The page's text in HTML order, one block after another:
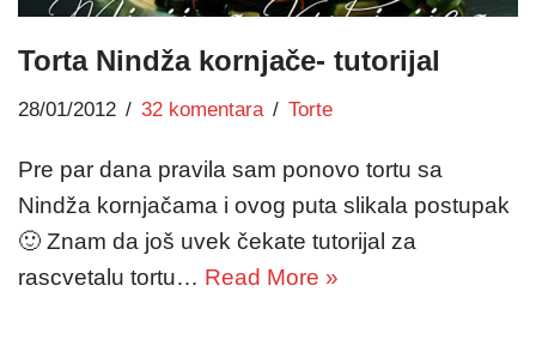
Torta Nindža kornjače- tutorijal
28/01/2012 32 komentara Torte
Pre par dana pravila sam ponovo tortu sa
Nindža kornjačama i ovog puta slikala postupak
🙂 Znam da još uvek čekate tutorijal za
rascvetalu tortu… Read More »